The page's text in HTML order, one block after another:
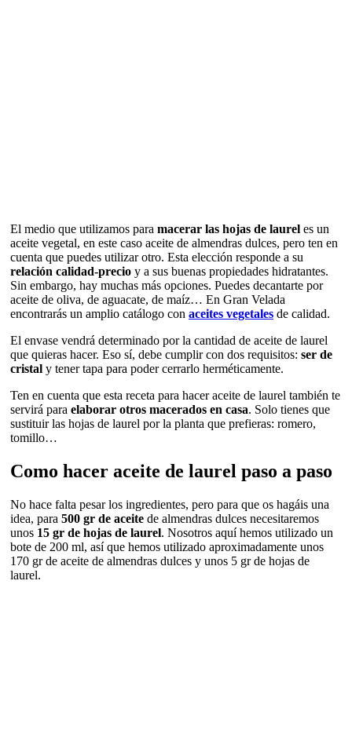
El medio que utilizamos para macerar las hojas de laurel es un
aceite vegetal, en este caso aceite de almendras dulces, pero ten en
cuenta que puedes utilizar otro. Esta elección responde a su
relación calidad-precio y a sus buenas propiedades hidratantes.
Sin embargo, hay muchas más opciones. Puedes decantarte por
aceite de oliva, de aguacate, de maíz… En Gran Velada
encontrarás un amplio catálogo con aceites vegetales de calidad.
El envase vendrá determinado por la cantidad de aceite de laurel
que quieras hacer. Eso sí, debe cumplir con dos requisitos: ser de
cristal y tener tapa para poder cerrarlo herméticamente.
Ten en cuenta que esta receta para hacer aceite de laurel también te
servirá para elaborar otros macerados en casa. Solo tienes que
sustituir las hojas de laurel por la planta que prefieras: romero,
tomillo…
Como hacer aceite de laurel paso a paso
No hace falta pesar los ingredientes, pero para que os hagáis una
idea, para 500 gr de aceite de almendras dulces necesitaremos
unos 15 gr de hojas de laurel. Nosotros aquí hemos utilizado un
bote de 200 ml, así que hemos utilizado aproximadamente unos
170 gr de aceite de almendras dulces y unos 5 gr de hojas de
laurel.